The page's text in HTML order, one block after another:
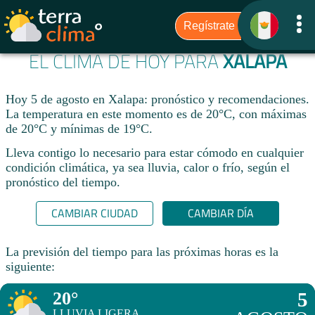
EL CLIMA DE HOY PARAXALAPA
Hoy 5 de agosto en Xalapa: pronóstico y recomendaciones.
La temperatura en este momento es de 20°C, con máximas
de 20°C y mínimas de 19°C.
Lleva contigo lo necesario para estar cómodo en cualquier
condición climática, ya sea lluvia, calor o frío, según el
pronóstico del tiempo.
CAMBIAR CIUDAD CAMBIAR DÍA
La previsión del tiempo para las próximas horas es la
siguiente:
20° 5